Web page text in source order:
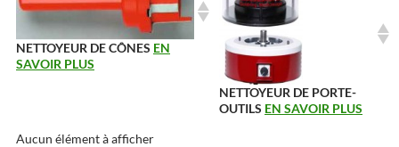
NETTOYEUR DE CÔNES EN
SAVOIR PLUS
NETTOYEUR DE PORTE-
OUTILS EN SAVOIR PLUS
Aucun élément à afficher